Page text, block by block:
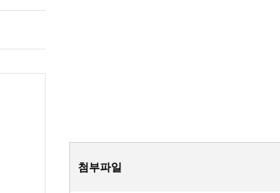
첨부파일